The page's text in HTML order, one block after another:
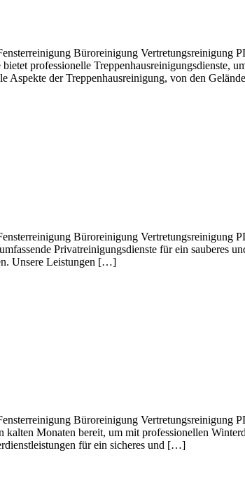
Büroreinigung Vertretungsreinigung
professionelle Treppenhausreinigungsdienste,
Aspekte der Treppenhausreinigung, von den
Büroreinigung Vertretungsreinigung
Privatreinigungsdienste für ein sauberes
Unsere Leistungen […]
Büroreinigung Vertretungsreinigung
Monaten bereit, um mit professionellen
für ein sicheres und […]